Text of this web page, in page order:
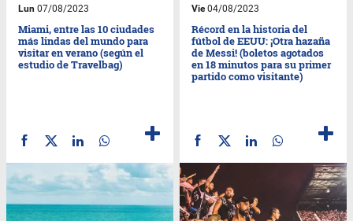
Lun 07/08/2023
Miami, entre las 10 ciudades
más lindas del mundo para
visitar en verano (según el
estudio de Travelbag)
Vie04/08/2023
Récord en la historia del
fútbol de EEUU: ¡Otra hazaña
de Messi! (boletos agotados
en 18 minutos para su primer
partido como visitante)